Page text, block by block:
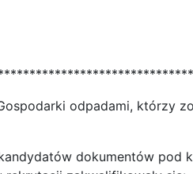
odpadami, którzy
dokumentów pod